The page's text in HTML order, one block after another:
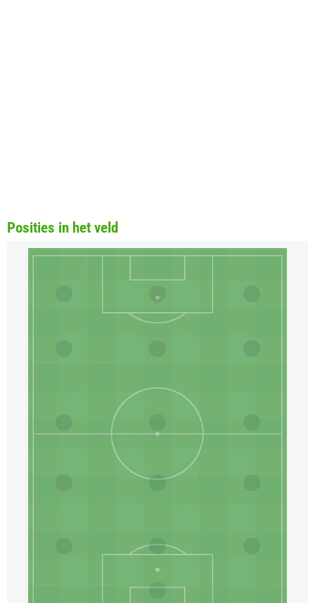
Posities in het veld